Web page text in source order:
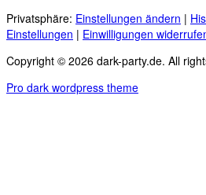
Privatsphäre: Einstellungen ändern |
Einstellungen | Einwilligungen
Copyright © 2026 dark-party.de. All
Pro dark wordpress theme